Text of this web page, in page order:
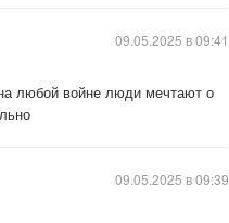
любой войне люди мечтают о
09.05.2025 в 09:41
09.05.2025 в 09:39